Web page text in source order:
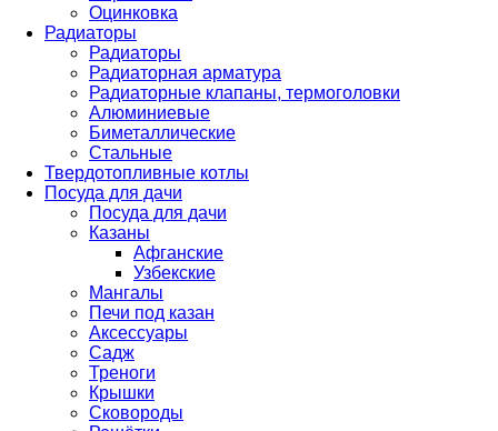
Оцинковка
Радиаторы
Радиаторы
Радиаторная арматура
Радиаторные клапаны, термоголовки
Алюминиевые
Биметаллические
Стальные
Твердотопливные котлы
Посуда для дачи
Посуда для дачи
Казаны
Афганские
Узбекские
Мангалы
Печи под казан
Аксессуары
Садж
Треноги
Крышки
Сковороды